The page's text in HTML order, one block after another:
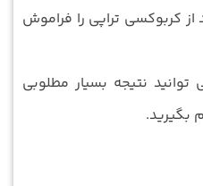
کربوکسی تراپی را فراموش
نتیجه بسیار مطلوبی
بگیرید.